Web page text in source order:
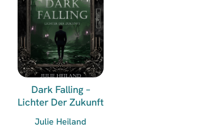
Dark Falling –
Lichter Der Zukunft
Julie Heiland